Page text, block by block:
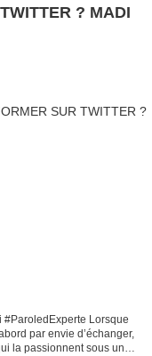
? MADI
#ParoledExperte Lorsque
par envie d’échanger,
la passionnent sous un